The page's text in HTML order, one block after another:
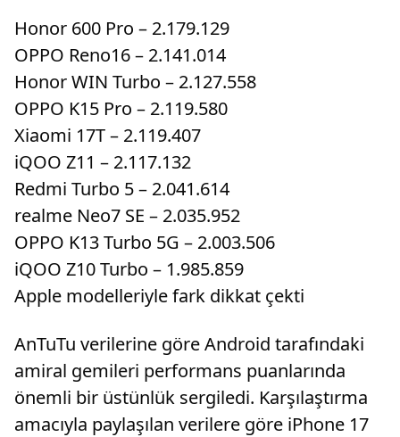
Honor 600 Pro – 2.179.129
OPPO Reno16 – 2.141.014
Honor WIN Turbo – 2.127.558
OPPO K15 Pro – 2.119.580
Xiaomi 17T – 2.119.407
iQOO Z11 – 2.117.132
Redmi Turbo 5 – 2.041.614
realme Neo7 SE – 2.035.952
OPPO K13 Turbo 5G – 2.003.506
iQOO Z10 Turbo – 1.985.859
Apple modelleriyle fark dikkat çekti
AnTuTu verilerine göre Android tarafındaki
amiral gemileri performans puanlarında
önemli bir üstünlük sergiledi. Karşılaştırma
amacıyla paylaşılan verilere göre iPhone 17